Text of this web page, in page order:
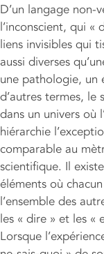
D’un langage
l’inconscient, qui «
liens invisibles qui
aussi diverses
une pathologie, un
d’autres termes, le
dans un univers où
hiérarchie
comparable au
scientifique. Il
éléments où
l’ensemble des
les « dire » et les «
Lorsque